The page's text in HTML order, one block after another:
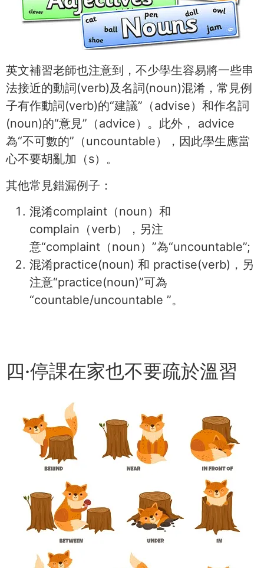
英文補習老師也注意到，不少學生容易將一些串
法接近的動詞(verb)及名詞(noun)混淆，常見例
子有作動詞(verb)的“建議”（advise）和作名詞
(noun)的“意見”（advice）。此外， advice
為“不可數的”（uncountable），因此學生應當
心不要胡亂加（s）。
其他常見錯漏例子：
混淆complaint（noun）和
complain（verb），另注
意“complaint（noun）”為“uncountable”;
混淆practice(noun) 和 practise(verb)，另
注意“practice(noun)”可為
“countable/uncountable ”。
四·停課在家也不要疏於溫習